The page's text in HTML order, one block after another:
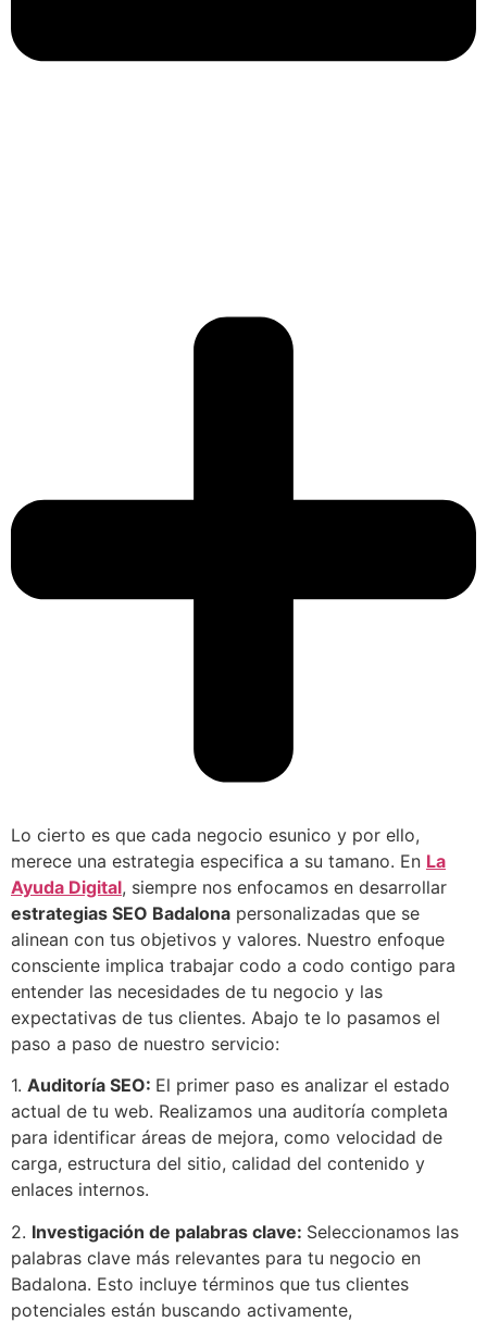
Lo cierto es que cada negocio esunico y por ello,
merece una estrategia especifica a su tamano. En La
Ayuda Digital, siempre nos enfocamos en desarrollar
estrategias SEO Badalona personalizadas que se
alinean con tus objetivos y valores. Nuestro enfoque
consciente implica trabajar codo a codo contigo para
entender las necesidades de tu negocio y las
expectativas de tus clientes. Abajo te lo pasamos el
paso a paso de nuestro servicio:
1. Auditoría SEO: El primer paso es analizar el estado
actual de tu web. Realizamos una auditoría completa
para identificar áreas de mejora, como velocidad de
carga, estructura del sitio, calidad del contenido y
enlaces internos.
2. Investigación de palabras clave: Seleccionamos las
palabras clave más relevantes para tu negocio en
Badalona. Esto incluye términos que tus clientes
potenciales están buscando activamente,